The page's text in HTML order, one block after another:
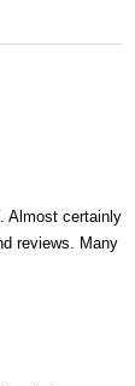
Almost certainly
reviews. Many